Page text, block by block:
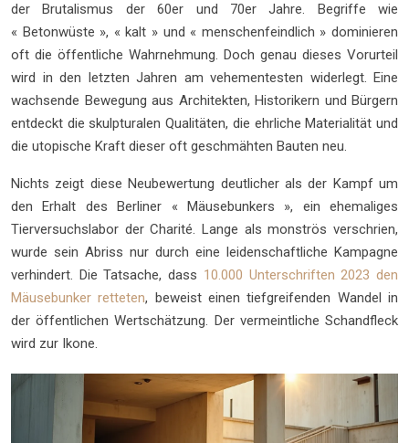
der Brutalismus der 60er und 70er Jahre. Begriffe wie
« Betonwüste », « kalt » und « menschenfeindlich » dominieren
oft die öffentliche Wahrnehmung. Doch genau dieses Vorurteil
wird in den letzten Jahren am vehementesten widerlegt. Eine
wachsende Bewegung aus Architekten, Historikern und Bürgern
entdeckt die skulpturalen Qualitäten, die ehrliche Materialität und
die utopische Kraft dieser oft geschmähten Bauten neu.
Nichts zeigt diese Neubewertung deutlicher als der Kampf um
den Erhalt des Berliner « Mäusebunkers », ein ehemaliges
Tierversuchslabor der Charité. Lange als monströs verschrien,
wurde sein Abriss nur durch eine leidenschaftliche Kampagne
verhindert. Die Tatsache, dass 10.000 Unterschriften 2023 den
Mäusebunker retteten, beweist einen tiefgreifenden Wandel in
der öffentlichen Wertschätzung. Der vermeintliche Schandfleck
wird zur Ikone.